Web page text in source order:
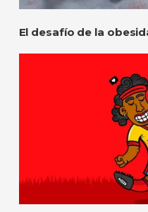
El desafío de la